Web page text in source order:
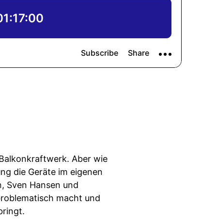
Aber wie
die Geräte im eigenen
Sven Hansen und
macht und